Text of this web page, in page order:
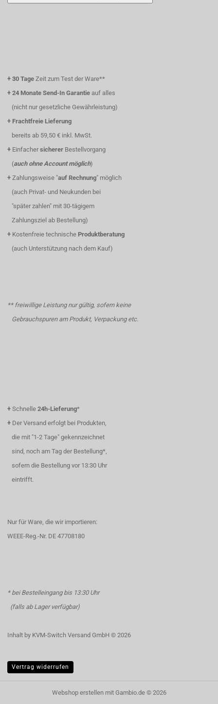
+ 30 Tage Zeit zum Test der Ware**
+ 24 Monate Send-In Garantie auf alles
(nicht nur gesetzliche Gewährleistung)
+ Frachtfreie Lieferung
bereits ab 59,50 € inkl. MwSt.
+ Einfacher sicherer Bestellvorgang
(auch ohne Account möglich)
+ Zahlungsweise "auf Rechnung" möglich
(auch Privat- und Neukunden bei
"später zahlen" mit 30-tägigem
Zahlungsziel ab Bestellung)
+ Kostenfreie technische Produktberatung
(auch Unterstützung nach dem Kauf)
** freiwillige Leistung nur gültig, sofern keine
Gebrauchspuren am Produkt, Verpackung etc.
+ Schnelle 24h-Lieferung*
+ Der Versand erfolgt bei Produkten,
die mit "1-2 Tage" gekennzeichnet
sind, noch am Tag der Bestellung*,
sofern die Bestellung vor 13:30 Uhr
eintrifft.
Nur für Ware, die wir importieren:
WEEE-Reg.-Nr. DE 47708180
* bei Bestelleingang bis 13:30 Uhr
(falls ab Lager verfügbar)
Inhalt by KVM-Switch Versand GmbH © 2026
Vertrag widerrufen
Webshop erstellenmit Gambio.de © 2026